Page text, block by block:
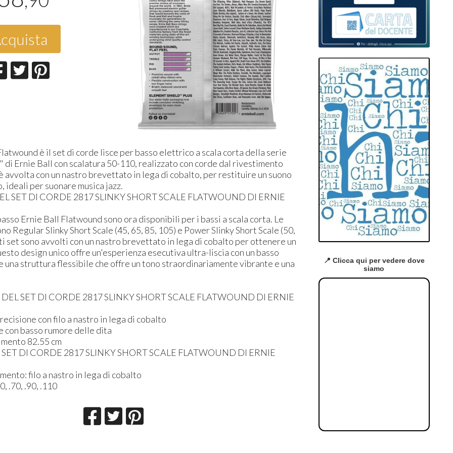
è il set di corde lisce per basso elettrico a scala corta della serie
di Ernie Ball con scalatura 50-110, realizzato con corde dal rivestimento
avvolta con un nastro brevettato in lega di cobalto, per restituire un suono
ideali per suonare musica jazz.
SET DI CORDE 2817 SLINKY SHORT SCALE FLATWOUND DI ERNIE
Ernie Ball Flatwound sono ora disponibili per i bassi a scala corta. Le
Regular Slinky Short Scale (45, 65, 85, 105) e Power Slinky Short Scale (50,
set sono avvolti con un nastro brevettato in lega di cobalto per ottenere un
design unico offre un'esperienza esecutiva ultra-liscia con un basso
una struttura flessibile che offre un tono straordinariamente vibrante e una
SET DI CORDE 2817 SLINKY SHORT SCALE FLATWOUND DI ERNIE
con filo a nastro in lega di cobalto
basso rumore delle dita
82.55 cm
DI CORDE 2817 SLINKY SHORT SCALE FLATWOUND DI ERNIE
filo a nastro in lega di cobalto
.70, .90, .110
📍 Clicca qui per vedere dove
siamo